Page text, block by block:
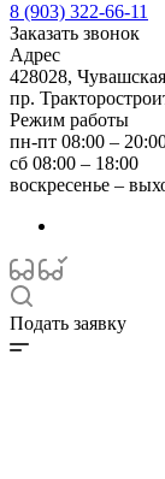
8 (903) 322-66-11
Заказать звонок
Адрес
428028,
пр.
Режим работы
пн-пт 08:00 –
сб 08:00 – 18:00
воскресенье –
Подать заявку